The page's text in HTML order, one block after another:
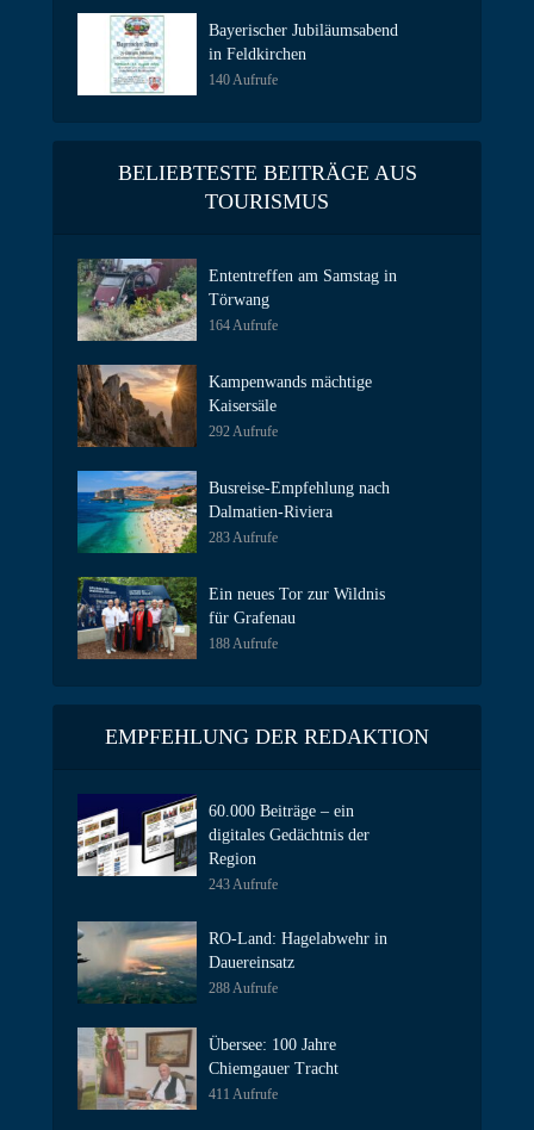
Bayerischer Jubiläumsabend
in Feldkirchen
140 Aufrufe
BELIEBTESTE BEITRÄGE AUS
TOURISMUS
Ententreffen am Samstag in
Törwang
164 Aufrufe
Kampenwands mächtige
Kaisersäle
292 Aufrufe
Busreise-Empfehlung nach
Dalmatien-Riviera
283 Aufrufe
Ein neues Tor zur Wildnis
für Grafenau
188 Aufrufe
EMPFEHLUNG DER REDAKTION
60.000 Beiträge – ein
digitales Gedächtnis der
Region
243 Aufrufe
RO-Land: Hagelabwehr in
Dauereinsatz
288 Aufrufe
Übersee: 100 Jahre
Chiemgauer Tracht
411 Aufrufe